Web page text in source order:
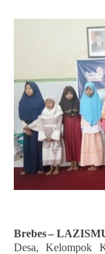
Brebes –
Desa, Kelompok